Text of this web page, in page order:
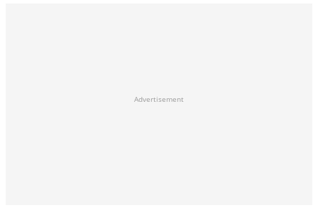
Advertisement